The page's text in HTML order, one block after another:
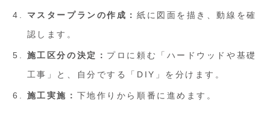
マスタープランの作成： 紙に図面を描き、動線を確
認します。
施工区分の決定： プロに頼む「ハードウッドや基礎
工事」と、自分でする「DIY」を分けます。
施工実施： 下地作りから順番に進めます。